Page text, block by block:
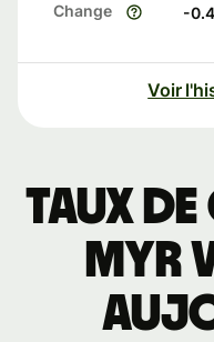
Change -
Voir
Taux
MYR